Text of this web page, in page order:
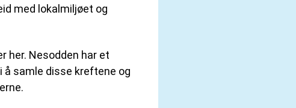
med lokalmiljøet og
her. Nesodden har et
å samle disse kreftene og